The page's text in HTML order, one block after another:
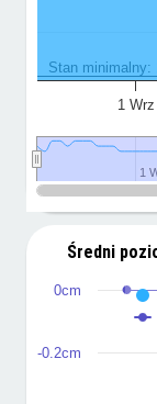
Stan minimalny:
1 Wrz
1
1
Średni
-0.2cm
0cm